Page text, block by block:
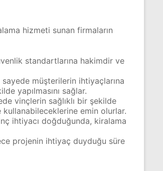
hizmeti sunan firmaların
standartlarına hakimdir ve
müşterilerin ihtiyaçlarına
yapılmasını sağlar.
vinçlerin sağlıklı bir şekilde
kullanabileceklerine emin olurlar.
ihtiyacı doğduğunda, kiralama
projenin ihtiyaç duyduğu süre